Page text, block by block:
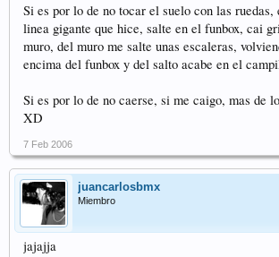
Si es por lo de no tocar el suelo con las ruedas,
linea gigante que hice, salte en el funbox, cai
muro, del muro me salte unas escaleras,
encima del funbox y del salto acabe en el
Si es por lo de no caerse, si me caigo, mas de
XD
7 Feb 2006
juancarlosbmx
Miembro
jajajja